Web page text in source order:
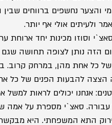
והצער נחשפים ברווחים
ולעיתים אולי אף יותר.
וסוזו מכינות יחד
הזה נותן לצופה תחושה
של כל אחת מהן, במרחק
להבעות הפנים של כל
אנחנו יכולים לראות
סאצ`י מספרת על אמה
התא המשפחתי. היא